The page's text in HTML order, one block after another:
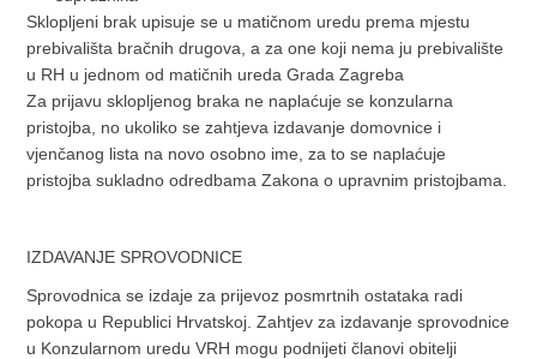
Sklopljeni brak upisuje se u matičnom uredu prema mjestu
prebivališta bračnih drugova, a za one koji nema ju prebivalište
u RH u jednom od matičnih ureda Grada Zagreba
Za prijavu sklopljenog braka ne naplaćuje se konzularna
pristojba, no ukoliko se zahtjeva izdavanje domovnice i
vjenčanog lista na novo osobno ime, za to se naplaćuje
pristojba sukladno odredbama Zakona o upravnim pristojbama.
IZDAVANJE SPROVODNICE
Sprovodnica se izdaje za prijevoz posmrtnih ostataka radi
pokopa u Republici Hrvatskoj. Zahtjev za izdavanje sprovodnice
u Konzularnom uredu VRH mogu podnijeti članovi obitelji